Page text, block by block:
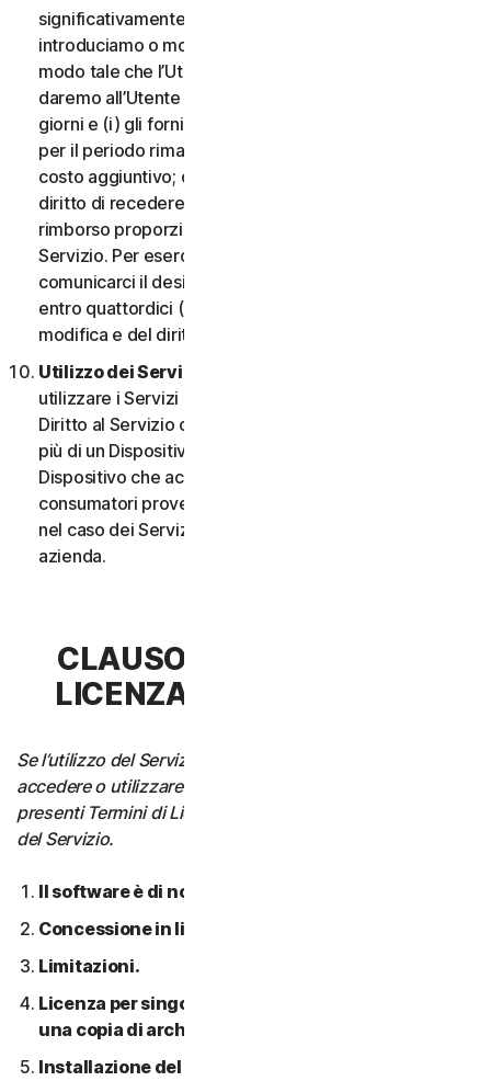
significativamente dannosa per l’Utente o
introduciamo o modifichiamo i criteri di idoneità in
modo tale che l’Utente non abbia più diritto ai Servizi,
daremo all’Utente un preavviso di quattordici (14)
giorni e (i) gli forniremo servizi comparabili o superiori
per il periodo rimanente del Servizio senza alcun
costo aggiuntivo; oppure (ii) concederemo all’Utente il
diritto di recedere dal contratto e ricevere un
rimborso proporzionale per il periodo rimanente del
Servizio. Per esercitare questo diritto, l’Utente deve
comunicarci il desiderio di rescindere il contratto
entro quattordici (14) giorni dalla notifica della
modifica e del diritto di rescissione.
Utilizzo dei Servizi in una rete.
utilizzare i Servizi su una rete a condizione che il
Diritto al Servizio consenta di accedere o utilizzarli su
più di un Dispositivo e a condizione che ogni
Dispositivo che accede a o utilizza i Servizi per i
consumatori provenga da un unico nucleo familiare o,
nel caso dei Servizi aziendali, da un’unica Piccola
azienda.
CLAUSOLA 3 - TERMINI DI
LICENZA DEL SOFTWARE
Se l’utilizzo del Servizio richiede di scaricare, installare,
accedere o utilizzare il Software su un Dispositivo, i
presenti Termini di Licenza si applicano anche all’utilizzo
del Servizio.
Il software è di nostra proprietà.
Concessione in licenza.
Limitazioni.
Licenza per singolo dispositivo; consentita solo
una copia di archivio o di backup.
Installazione del software.